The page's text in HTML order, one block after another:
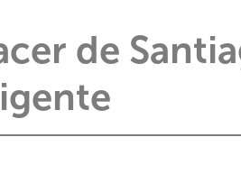
de